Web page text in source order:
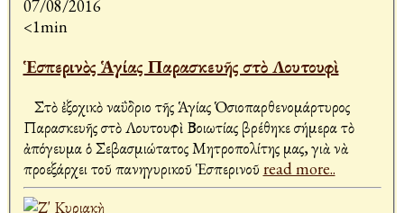
07/08/2016
<1min
Ἑσπερινὸς Ἁγίας Παρασκευῆς στὸ Λουτουφὶ
Στὸ ἐξοχικὸ ναΰδριο τῆς Ἁγίας Ὁσιοπαρθενομάρτυρος
Παρασκευῆς στὸ Λουτουφὶ Βοιωτίας βρέθηκε σήμερα τὸ
ἀπόγευμα ὁ Σεβασμιώτατος Μητροπολίτης μας, γιὰ νὰ
προεξάρχει τοῦ πανηγυρικοῦ Ἑσπερινοῦ read more..